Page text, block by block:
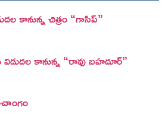
కానున్న చిత్రం “గాసిప్”
విడుదల కానున్న “రావు బహదూర్”